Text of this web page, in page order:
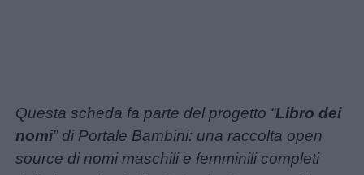
Questa scheda fa parte del progetto “Libro dei
nomi” di Portale Bambini: una raccolta open
source di nomi maschili e femminili completi